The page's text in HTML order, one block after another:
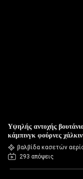
Υψηλής αντοχής
κάμπινγκ φούρνες
βαλβίδα κασετών
293 απόψεις